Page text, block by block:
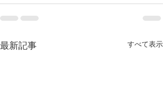
最新記事 すべて表示